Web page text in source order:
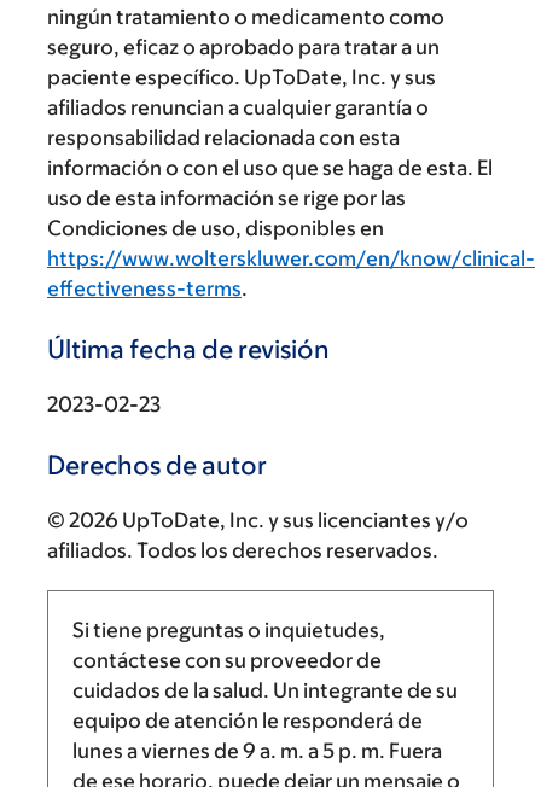
ningún tratamiento o medicamento como
seguro, eficaz o aprobado para tratar a un
paciente específico. UpToDate, Inc. y sus
afiliados renuncian a cualquier garantía o
responsabilidad relacionada con esta
información o con el uso que se haga de esta. El
uso de esta información se rige por las
Condiciones de uso, disponibles en
https://www.wolterskluwer.com/en/know/clinical-
effectiveness-terms.
Última fecha de revisión
2023-02-23
Derechos de autor
© 2026 UpToDate, Inc. y sus licenciantes y/o
afiliados. Todos los derechos reservados.
Si tiene preguntas o inquietudes,
contáctese con su proveedor de
cuidados de la salud. Un integrante de su
equipo de atención le responderá de
lunes a viernes de 9 a. m. a5 p. m. Fuera
de ese horario, puede dejar un mensaje o